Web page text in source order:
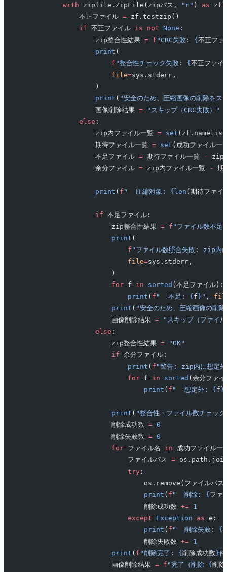
            with
zipfile.ZipFile(zipパス, "r" ) as zf:
                不正ファイル
= zf.testzip()
                if
不正ファイル is not None :
                    zip整合性結果
= f "CRC失敗: { 不正ファ
                    print
(
                        f
"整合性チェック失敗: { 不正ファイ
                        file
=sys.stderr,
                    )
                    print
( "安全のため、圧縮画像の削除をス
                    画像削除結果
= "スキップ（CRC失敗）"
                else
:
                    zip内ファイル一覧
= set
                    期待ファイル一覧
= set (成功ファイル一
                    不足ファイル
= 期待ファイル一覧 -
zip
                    余分ファイル
= zip内ファイル一覧 - 期
                    print
( f "  圧縮対象: {len (期待ファイ
                    if
不足ファイル:
                        zip整合性結果
= f "ファイル数不
                        print
(
                            f
"ファイル数照合失敗: zip内
                            file
=sys.stderr,
                        )
                        for
f in sorted (不足ファイル):
                            print
( f "  不足: { f } " ,
                        print
( "安全のため、圧縮画像の削
                        画像削除結果
= "スキップ（ファイ
                    else
:
                        zip整合性結果
= "OK"
                        if
余分ファイル:
                            print
( f "警告: zip内に想定
                            for
f in sorted (余分ファ
                                print
( f "  想定外: { f }
                        print
( "整合性・ファイル数チェッ
                        削除成功数
= 0
                        削除失敗数
= 0
                        for
ファイル名 in 成功ファイル一
                            ファイルパス
= os.path.join(
                            try
:
os.remove(ファイルパス
                                print
( f "  削除: { ファ
                                削除成功数
+= 1
                            except
Exception as e:
                                print
( f "  削除失敗: {
                                削除失敗数
+= 1
                        print
( f "削除完了: { 削除成功数 }
                        画像削除結果
= f "完了（削除 { 削除